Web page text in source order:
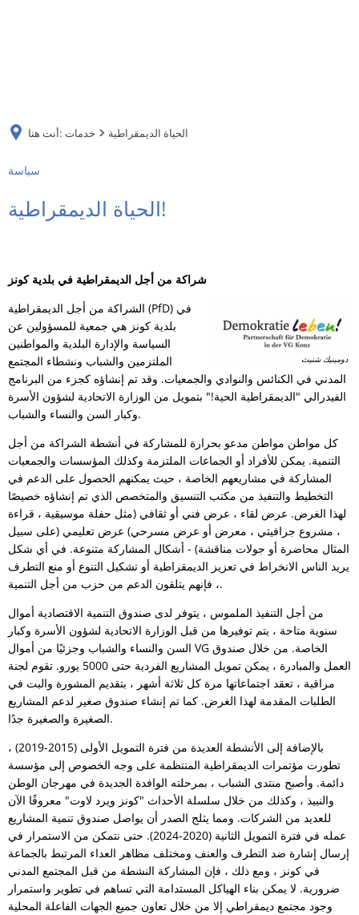
UK
RU
أنت هنا: خدمات الحياة الديمقراطية
سياسة
الحياة الديمقراطية!
شراكة من أجل الديمقراطية في بلدية كونز
دومينيك شنيث
الشراكة من أجل الديمقراطية (PfD) في
بلدية كونز هي جمعية للمسؤولين عن
السياسة والإدارة البلدية والمواطنين
الملتزمين والشباب ونشطاء المجتمع
المدني في الكنائس والنوادي والجمعيات. وقد تم إنشاؤه كجزء من البرنامج
الفيدرالي "الديمقراطية الحية!" بتمويل من الوزارة الاتحادية لشؤون الأسرة
وكبار السن والنساء والشباب.
كل مواطن مواطن مدعو بحرارة للمشاركة في أنشطة الشراكة من أجل
التنمية. يمكن للأفراد أو الجماعات الملتزمة وكذلك المؤسسات والجمعيات
المشاركة في مشاريعهم الخاصة ، حيث يمكنهم الحصول على الدعم في
التخطيط والتنفيذ من مكتب التنسيق والمتخصص الذي تم إنشاؤه خصيصًا
لهذا الغرض. عرض لقاء ، عرض فني أو ثقافي (مثل حفلة موسيقية ، قراءة
، مشروع جرافيتي ، معرض أو عرض مسرحي) عرض تعليمي (على سبيل
المثال محاضرة أو جولات مناقشة) - أشكال المشاركة متنوعة. في أي شكل
يريد الناس الانخراط في تعزيز الديمقراطية أو تشكيل التنوع أو منع التطرف
، فإنهم يتلقون الدعم من حزب من أجل التنمية.
من أجل التنفيذ الملموس ، يتوفر لدى صندوق التنمية الاقتصادية أموال
سنوية متاحة ، يتم توفيرها من قبل الوزارة الاتحادية لشؤون الأسرة وكبار
السن والنساء والشباب وجزئيًا من أموال VG الخاصة. من خلال صندوق
العمل والمبادرة ، يمكن تمويل المشاريع الفردية حتى 5000 يورو. تقوم لجنة
مراقبة ، تعقد اجتماعاتها مرة كل ثلاثة أشهر ، بتقديم المشورة والبت في
الطلبات المقدمة لهذا الغرض. كما تم إنشاء صندوق صغير لدعم المشاريع
الصغيرة والصغيرة جدًا.
بالإضافة إلى الأنشطة العديدة من فترة التمويل الأولى (2015-2019) ،
تطورت مؤتمرات الديمقراطية المنتظمة على وجه الخصوص إلى مؤسسة
دائمة. وأصبح منتدى الشباب ، بمرحلته الوافدة الجديدة في مهرجان الوطن
والنبيذ ، وكذلك من خلال سلسلة الأحداث "كونز ويرد لاوت" معروفًا الآن
للعديد من الشركات. ومما يثلج الصدر أن يواصل صندوق تنمية المشاريع
عمله في فترة التمويل الثانية (2020-2024). حتى نتمكن من الاستمرار في
إرسال إشارة ضد التطرف والعنف ومختلف مظاهر العداء المرتبط بالجماعة
في كونز ، ومع ذلك ، فإن المشاركة النشطة من قبل المجتمع المدني
ضرورية. لا يمكن بناء الهياكل المستدامة التي تساهم في تطوير واستمرار
وجود مجتمع ديمقراطي إلا من خلال تعاون جميع الجهات الفاعلة المحلية